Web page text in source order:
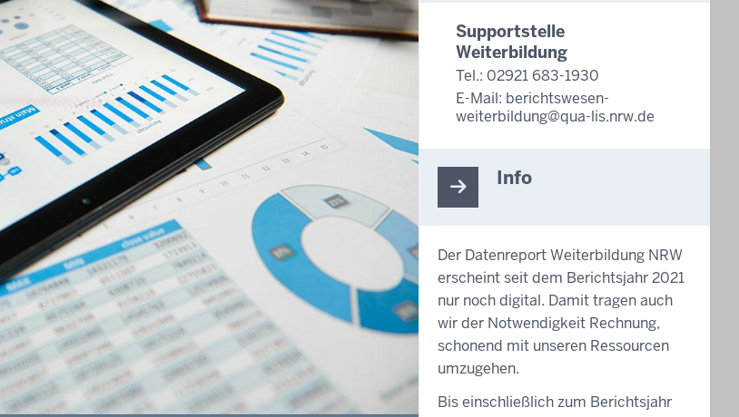
Supportstelle
Weiterbildung
Tel.: 02921 683-1930
E-Mail: berichtswesen-
weiterbildung@qua-lis.nrw.de
Info
Der Datenreport Weiterbildung NRW
erscheint seit dem Berichtsjahr 2021
nur noch digital. Damit tragen auch
wir der Notwendigkeit Rechnung,
schonend mit unseren Ressourcen
umzugehen.
Bis einschließlich zum Berichtsjahr